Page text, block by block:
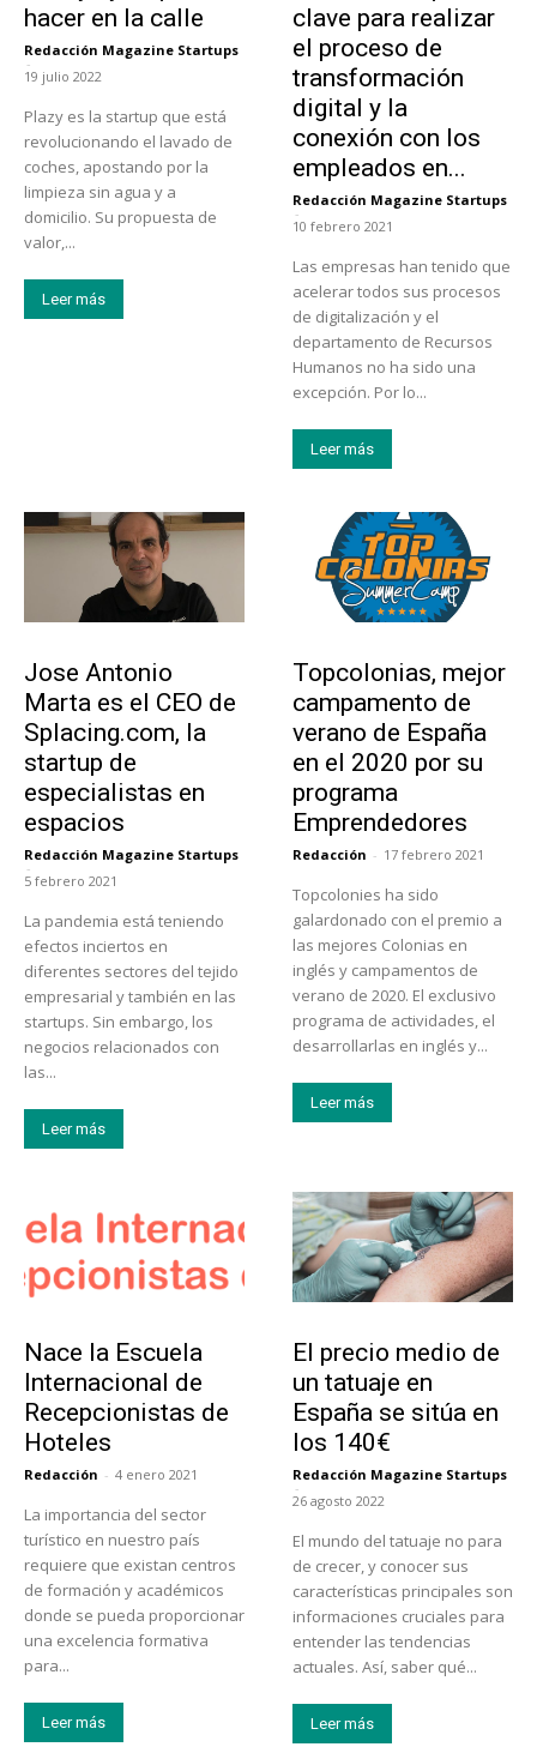
hacer en la calle
Redacción Magazine Startups
-
19 julio 2022
Plazy es la startup que está
revolucionando el lavado de
coches, apostando por la
limpieza sin agua y a
domicilio. Su propuesta de
valor,...
Leer más
clave para realizar
el proceso de
transformación
digital y la
conexión con los
empleados en...
Redacción Magazine Startups
-
10 febrero 2021
Las empresas han tenido que
acelerar todos sus procesos
de digitalización y el
departamento de Recursos
Humanos no ha sido una
excepción. Por lo...
Leer más
Jose Antonio
Marta es el CEO de
Splacing.com, la
startup de
especialistas en
espacios
Redacción Magazine Startups
-
5 febrero 2021
La pandemia está teniendo
efectos inciertos en
diferentes sectores del tejido
empresarial y también en las
startups. Sin embargo, los
negocios relacionados con
las...
Leer más
Topcolonias, mejor
campamento de
verano de España
en el 2020 por su
programa
Emprendedores
Redacción - 17 febrero 2021
Topcolonies ha sido
galardonado con el premio a
las mejores Colonias en
inglés y campamentos de
verano de 2020. El exclusivo
programa de actividades, el
desarrollarlas en inglés y...
Leer más
Nace la Escuela
Internacional de
Recepcionistas de
Hoteles
Redacción - 4 enero 2021
La importancia del sector
turístico en nuestro país
requiere que existan centros
de formación y académicos
donde se pueda proporcionar
una excelencia formativa
para...
Leer más
El precio medio de
un tatuaje en
España se sitúa en
los 140€
Redacción Magazine Startups
-
26 agosto 2022
El mundo del tatuaje no para
de crecer, y conocer sus
características principales son
informaciones cruciales para
entender las tendencias
actuales. Así, saber qué...
Leer más